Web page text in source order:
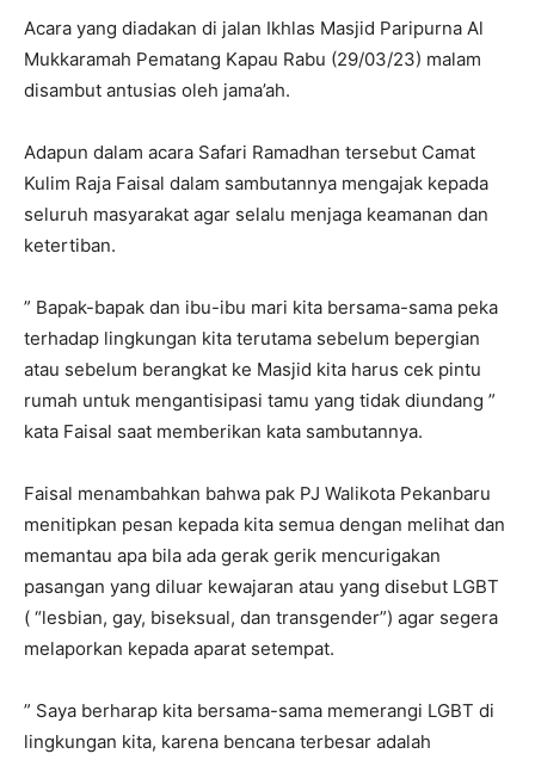
Acara yang diadakan di jalan Ikhlas Masjid Paripurna Al
Mukkaramah Pematang Kapau Rabu (29/03/23) malam
disambut antusias oleh jama’ah.
Adapun dalam acara Safari Ramadhan tersebut Camat
Kulim Raja Faisal dalam sambutannya mengajak kepada
seluruh masyarakat agar selalu menjaga keamanan dan
ketertiban.
” Bapak-bapak dan ibu-ibu mari kita bersama-sama peka
terhadap lingkungan kita terutama sebelum bepergian
atau sebelum berangkat ke Masjid kita harus cek pintu
rumah untuk mengantisipasi tamu yang tidak diundang ”
kata Faisal saat memberikan kata sambutannya.
Faisal menambahkan bahwa pak PJ Walikota Pekanbaru
menitipkan pesan kepada kita semua dengan melihat dan
memantau apa bila ada gerak gerik mencurigakan
pasangan yang diluar kewajaran atau yang disebut LGBT
( “lesbian, gay, biseksual, dan transgender”) agar segera
melaporkan kepada aparat setempat.
” Saya berharap kita bersama-sama memerangi LGBT di
lingkungan kita, karena bencana terbesar adalah